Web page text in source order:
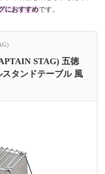
におすすめです。
）
STAG) 五徳
タンドテーブル 風